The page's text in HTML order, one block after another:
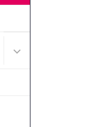
Undermeny för